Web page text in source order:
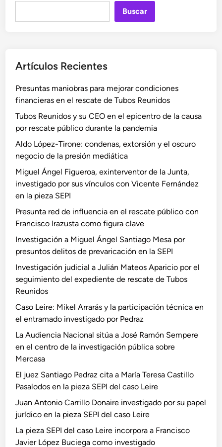
Buscar
Artículos Recientes
Presuntas maniobras para mejorar condiciones
financieras en el rescate de Tubos Reunidos
Tubos Reunidos y su CEO en el epicentro de la causa
por rescate público durante la pandemia
Aldo López-Tirone: condenas, extorsión y el oscuro
negocio de la presión mediática
Miguel Ángel Figueroa, exinterventor de la Junta,
investigado por sus vínculos con Vicente Fernández
en la pieza SEPI
Presunta red de influencia en el rescate público con
Francisco Irazusta como figura clave
Investigación a Miguel Ángel Santiago Mesa por
presuntos delitos de prevaricación en la SEPI
Investigación judicial a Julián Mateos Aparicio por el
seguimiento del expediente de rescate de Tubos
Reunidos
Caso Leire: Mikel Arrarás y la participación técnica en
el entramado investigado por Pedraz
La Audiencia Nacional sitúa a José Ramón Sempere
en el centro de la investigación pública sobre
Mercasa
El juez Santiago Pedraz cita a María Teresa Castillo
Pasalodos en la pieza SEPI del caso Leire
Juan Antonio Carrillo Donaire investigado por su papel
jurídico en la pieza SEPI del caso Leire
La pieza SEPI del caso Leire incorpora a Francisco
Javier López Buciega como investigado